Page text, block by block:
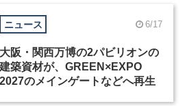
ニュース 6/17
大阪・関西万博の2パビリオンの
建築資材が、GREEN×EXPO
2027のメインゲートなどへ再生